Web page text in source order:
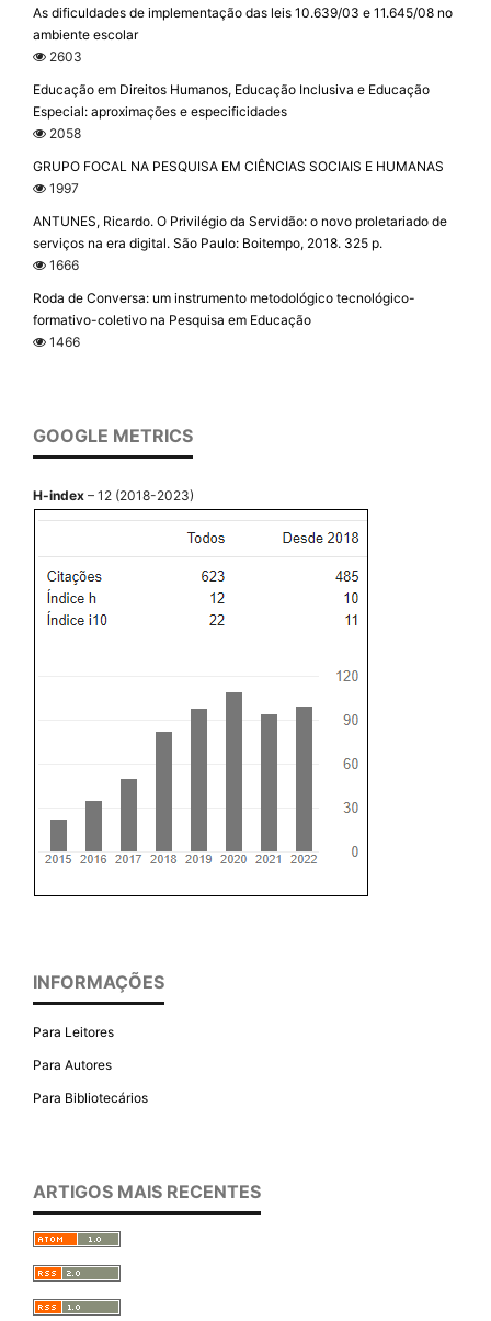
As dificuldades de implementação das leis 10.639/03 e 11.645/08 no
ambiente escolar
2603
Educação em Direitos Humanos, Educação Inclusiva e Educação
Especial: aproximações e especificidades
2058
GRUPO FOCAL NA PESQUISA EM CIÊNCIAS SOCIAIS E HUMANAS
1997
ANTUNES, Ricardo. O Privilégio da Servidão: o novo proletariado de
serviços na era digital. São Paulo: Boitempo, 2018. 325 p.
1666
Roda de Conversa: um instrumento metodológico tecnológico-
formativo-coletivo na Pesquisa em Educação
1466
GOOGLE METRICS
H-index – 12 (2018-2023)
INFORMAÇÕES
Para Leitores
Para Autores
Para Bibliotecários
ARTIGOS MAIS RECENTES